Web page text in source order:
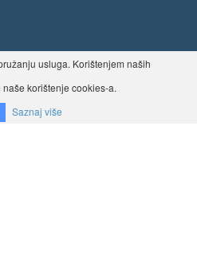
usluga. Korištenjem naših
korištenje cookies-a.
Saznaj više